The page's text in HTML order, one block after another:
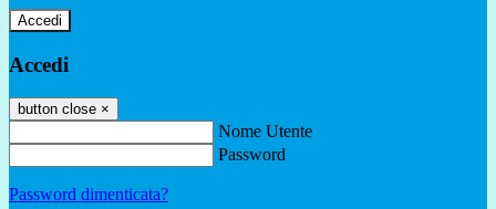
Accedi
Accedi
button close ×
Nome Utente
Password
Password dimenticata?